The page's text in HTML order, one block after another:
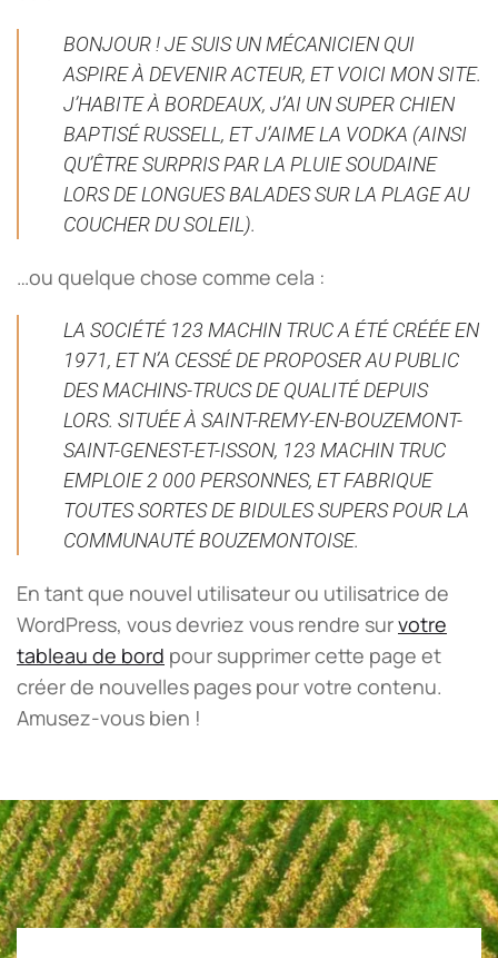
BONJOUR ! JE SUIS UN MÉCANICIEN QUI
ASPIRE À DEVENIR ACTEUR, ET VOICI MON SITE.
J’HABITE À BORDEAUX, J’AI UN SUPER CHIEN
BAPTISÉ RUSSELL, ET J’AIME LA VODKA (AINSI
QU’ÊTRE SURPRIS PAR LA PLUIE SOUDAINE
LORS DE LONGUES BALADES SUR LA PLAGE AU
COUCHER DU SOLEIL).
…ou quelque chose comme cela :
LA SOCIÉTÉ 123 MACHIN TRUC A ÉTÉ CRÉÉE EN
1971, ET N’A CESSÉ DE PROPOSER AU PUBLIC
DES MACHINS-TRUCS DE QUALITÉ DEPUIS
LORS. SITUÉE À SAINT-REMY-EN-BOUZEMONT-
SAINT-GENEST-ET-ISSON, 123 MACHIN TRUC
EMPLOIE 2 000 PERSONNES, ET FABRIQUE
TOUTES SORTES DE BIDULES SUPERS POUR LA
COMMUNAUTÉ BOUZEMONTOISE.
En tant que nouvel utilisateur ou utilisatrice de
WordPress, vous devriez vous rendre survotre
tableau de bord pour supprimer cette page et
créer de nouvelles pages pour votre contenu.
Amusez-vous bien !